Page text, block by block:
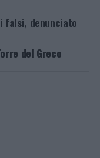
falsi, denunciato
del Greco